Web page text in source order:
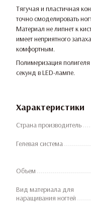
Тягучая и пластичная
точно смоделировать
Материал не липнет к
имеет неприятного
комфортным.
Полимеризация
секунд в LED-лампе.
Характеристики
Страна производитель
Гелевая система
Объем
Вид материала для
наращивания ногтей